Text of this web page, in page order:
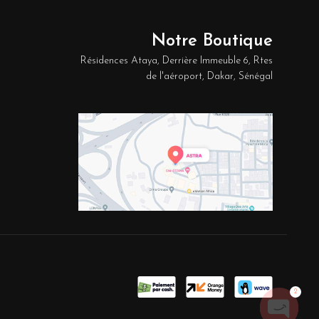
Notre Boutique
Résidences Ataya, Derrière Immeuble 6, Rtes
de l'aéroport, Dakar, Sénégal
2